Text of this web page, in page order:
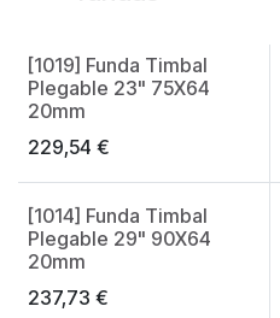
Made in Spain
[1019] Funda Timbal
Plegable 23" 75X64
20mm
229,54 €
Made in Spain
[1014] Funda Timbal
Plegable 29" 90X64
20mm
237,73 €